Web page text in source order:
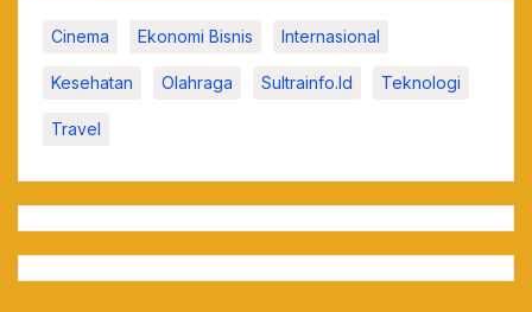
Cinema Ekonomi Bisnis Internasional
Kesehatan Olahraga Sultrainfo.id Teknologi
Travel